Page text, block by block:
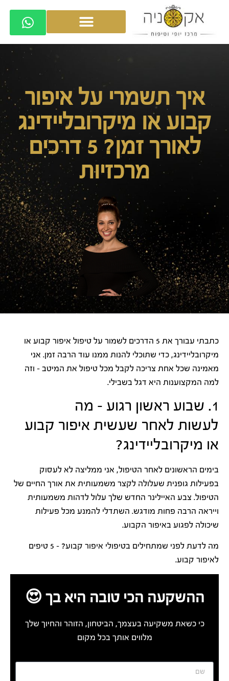
איך תשמרי על איפור
קבוע או מיקרובליידינג
לאורך זמן? 5 דרכים
מרכזיות
כתבתי עבורך את 5 הדרכים לשמור על טיפול איפור קבוע או
מיקרובליידינג, כדי שתוכלי להנות ממנו עוד הרבה זמן. אני
מאמינה שכל אחת צריכה לקבל מכל טיפול את המיטב – וזה
למה המקצוענות היא דגל בשבילי.
1. שבוע ראשון רגוע – מה
לעשות לאחר שעשית איפור קבוע
או מיקרובליידינג?
בימים הראשונים לאחר הטיפול, אני ממליצה לא לעסוק
בפעילות גופנית שעלולה לקצר משמעותית את אורך החיים של
הטיפול. צבע האיילינר החדש שלך עלול לדהות משמעותית
וייראה הרבה פחות מודגש. השתדלי להמנע מכל פעילות
שיכולה לפגוע באיפור הקבוע.
מה לדעת לפני שמתחילים בטיפולי איפור קבוע? – 5 טיפים
לאיפור קבוע.
ההשקעה הכי טובה היא בך 😍
כי כשאת משקיעה בעצמך, הביטחון, הזוהר והחיוך שלך
מלווים אותך בכל מקום